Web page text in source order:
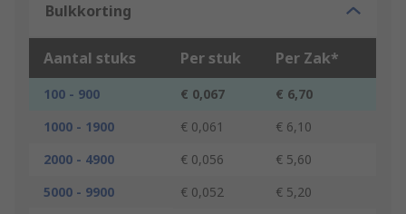
Bulkkorting
Aantal stuks Per stuk Per Zak*
100 - 900 € 0,067
€ 6,70
1000 - 1900
€ 0,061
€ 6,10
2000 - 4900
€ 0,056
€ 5,60
5000 - 9900
€ 0,052
€ 5,20